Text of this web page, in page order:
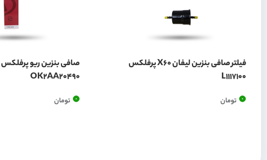
فیلتر صافی بنزین لیفان X60 پرفلکس
L1117100
0 تومان
صافی بنزین ریو پرفلکس
OK2AA20490
0 تومان